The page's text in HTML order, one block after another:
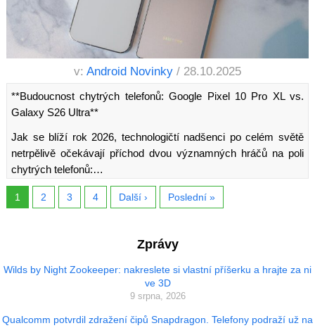
v: Android Novinky / 28.10.2025
**Budoucnost chytrých telefonů: Google Pixel 10 Pro XL vs.
Galaxy S26 Ultra**
Jak se blíží rok 2026, technologičtí nadšenci po celém světě
netrpělivě očekávají příchod dvou významných hráčů na poli
chytrých telefonů:…
1 2 3 4 Další › Poslední »
Zprávy
Wilds by Night Zookeeper: nakreslete si vlastní příšerku a hrajte za ni
ve 3D
9 srpna, 2026
Qualcomm potvrdil zdražení čipů Snapdragon. Telefony podraží už na